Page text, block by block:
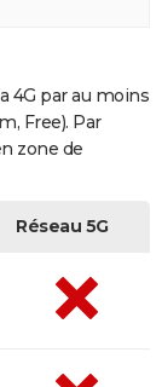
4G par au moins
Free). Par
zone de
Réseau 5G